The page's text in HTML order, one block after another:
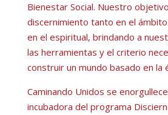
Bienestar Social. Nuestro
discernimiento tanto en el
en el espiritual, brindando a
las herramientas y el criterio
construir un mundo basado en la
Caminando Unidos se
incubadora del programa